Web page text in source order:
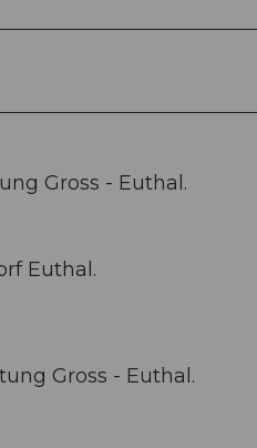
Gross - Euthal.
Euthal.
Gross - Euthal.